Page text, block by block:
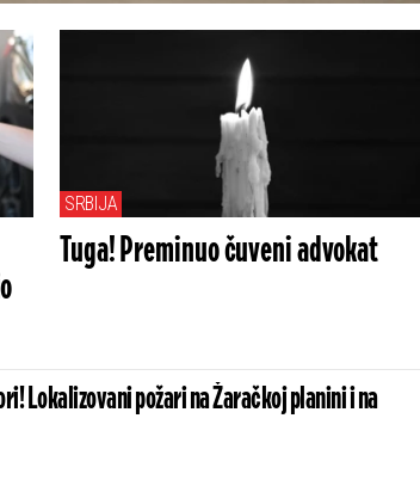
SRBIJA
Tuga! Preminuo čuveni advokat
Lokalizovani požari na Žaračkoj planini i na